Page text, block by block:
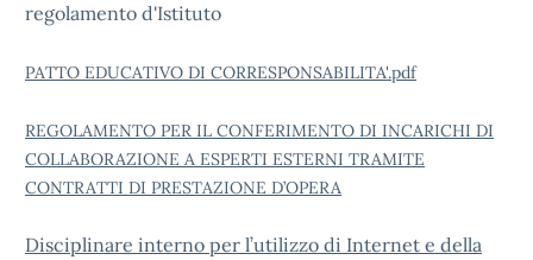
regolamento d'Istituto
PATTO EDUCATIVO DI CORRESPONSABILITA'.pdf
REGOLAMENTO PER IL CONFERIMENTO DI INCARICHI DI
COLLABORAZIONE A ESPERTI ESTERNI TRAMITE
CONTRATTI DI PRESTAZIONE D’OPERA
Disciplinare interno per l’utilizzo di Internet e della